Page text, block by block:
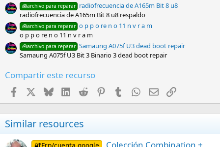
🧰archivo para reparar radiofrecuencia de A165m Bit 8 u8
radiofrecuencia de A165m Bit 8 u8 respaldo
🧰archivo para reparar o p p o re n o 11 n v r a m
o p p o re n o 11 n v r a m
🧰archivo para reparar Samaung A075f U3 dead boot repair
Samaung A075f U3 Bit 3 Binario 3 dead boot repair
Compartir este recurso
Facebook BlueskyLinkedInReddit PinterestTumblr WhatsApp
EmailEnlace
Similar resources
🔐Frp/cuenta google
Colección Combination +